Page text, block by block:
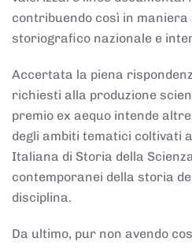
contribuendo così in
storiografico nazionale e
Accertata la piena
richiesti alla produzione
premio ex aequo intende
degli ambiti tematici coltivati
Italiana di Storia della
contemporanei della storia
disciplina.
Da ultimo, pur non avendo